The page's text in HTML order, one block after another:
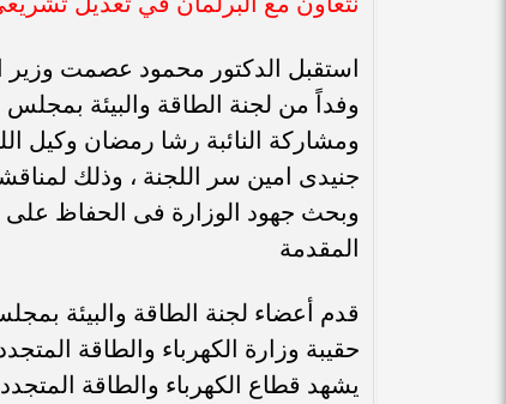
استقبل الدكتور محمود عصمت وزير
وفداً من لجنة الطاقة والبيئة
ومشاركة النائبة رشا رمضان وكيل
جنيدى امين سر اللجنة ، وذلك
وبحث جهود الوزارة فى الحفاظ على
المقدمة
قدم أعضاء لجنة الطاقة والبيئة
حقيبة وزارة الكهرباء والطاقة
يشهد قطاع الكهرباء والطاقة